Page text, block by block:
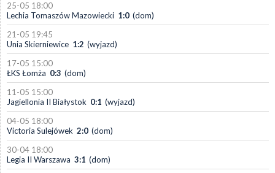
25-05 18:00
Lechia Tomaszów Mazowiecki 1:0 (dom)
21-05 19:45
Unia Skierniewice 1:2 (wyjazd)
17-05 15:00
ŁKS Łomża 0:3 (dom)
11-05 15:00
Jagiellonia II Białystok 0:1 (wyjazd)
04-05 18:00
Victoria Sulejówek 2:0 (dom)
30-04 18:00
Legia II Warszawa 3:1 (dom)